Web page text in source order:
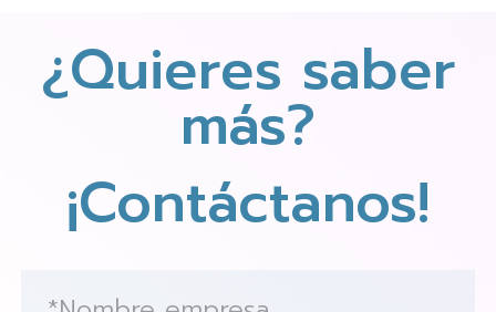
¿Quieres saber
más?
¡Contáctanos!